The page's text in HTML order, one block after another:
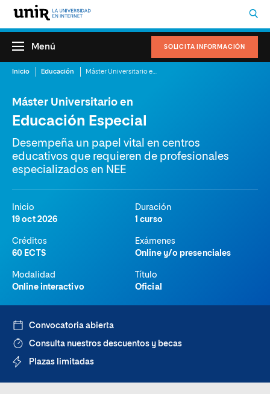
SOLICITA INFORMACIÓN
Menú
Inicio Educación
Máster Universitario en
Educación Especial
Desempeña un papel vital en centros
educativos que requieren de profesionales
especializados en NEE
Inicio
19 oct 2026
Duración
1 curso
Créditos
60 ECTS
Exámenes
Online y/o presenciales
Modalidad
Online interactivo
Título
Oficial
Convocatoria abierta
Consulta nuestros descuentos y becas
Plazas limitadas